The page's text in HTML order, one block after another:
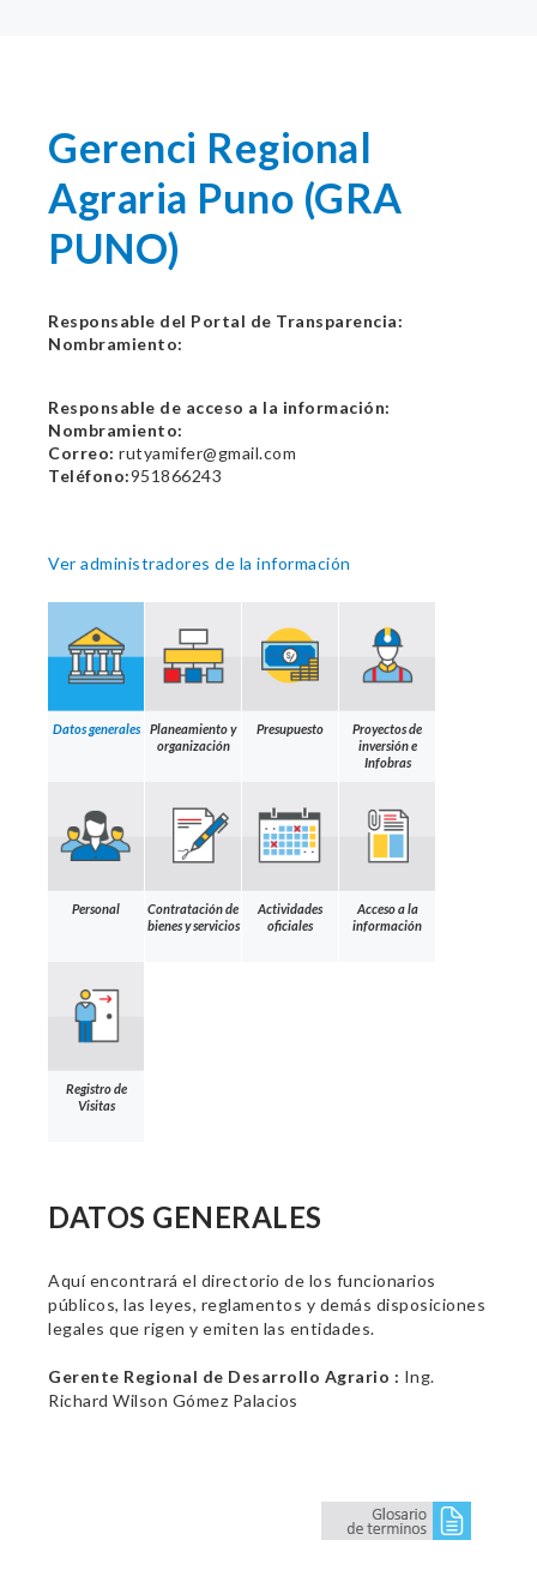
Gerenci Regional
Agraria Puno (GRA
PUNO)
Responsable del Portal de Transparencia:
Nombramiento:
Responsable de acceso a la información:
Nombramiento:
Correo: rutyamifer@gmail.com
Teléfono:951866243
Ver administradores de la información
Datos generales
Planeamiento y
organización
Presupuesto
Proyectos de
inversión e
Infobras
Personal
Contratación de
bienes y servicios
Actividades
oficiales
Acceso a la
información
Registro de
Visitas
DATOS GENERALES
Aquí encontrará el directorio de los funcionarios
públicos, las leyes, reglamentos y demás disposiciones
legales que rigen y emiten las entidades.
Gerente Regional de Desarrollo Agrario : Ing.
Richard Wilson Gómez Palacios